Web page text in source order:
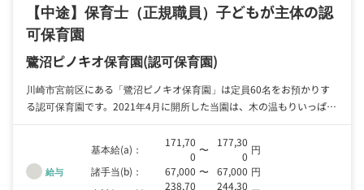
【中途】保育士（正規職員）子どもが主体の認
可保育園
鷺沼ピノキオ保育園(認可保育園)
川崎市宮前区にある「鷺沼ピノキオ保育園」は定員60名をお預かりす
る認可保育園です。2021年4月に開所した当園は、木の温もりいっぱい
の明るく自然的な保育園で、お子様が楽しく過ごせるよう、きめ細やか
な保育をしています。 ただ今、保育士（中途/正規職員）を応募してい
ます。法人としては保育園等を40年以上運営しており、その間に蓄積
されたノウハウがあります。未経験の方も懇切丁寧に指導しますので、
給与
基本給(a)：
171,70
0
〜
177,30
0
円
諸手当(b)：
67,000 〜 67,000 円
238,70 244,30